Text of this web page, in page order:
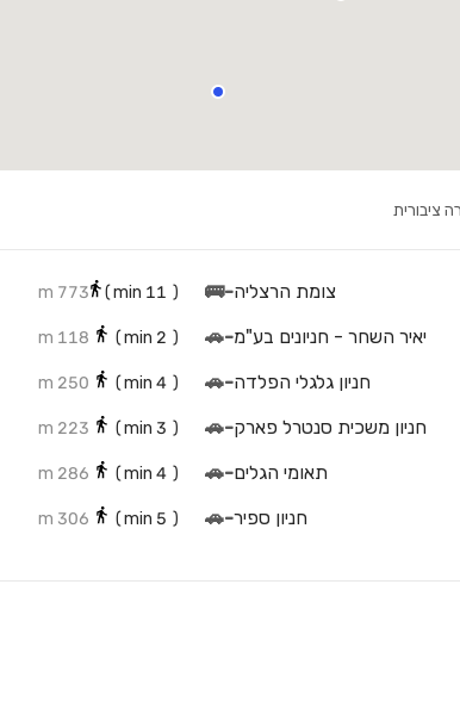
ציבורית
צומת הרצליה-
🚌
(
11
773 m
יאיר השחר - חניונים בע"מ-
🚗
(
2
118 m
חניון גלגלי הפלדה-
🚗
(
4
250 m
חניון משכית סנטרל פארק-
🚗
(
3
223 m
תאומי הגלים-
🚗
(
4
286 m
חניון ספיר-
🚗
(
5
306 m